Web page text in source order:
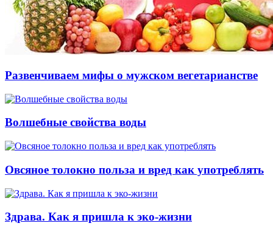
Развенчиваем мифы о мужском вегетарианстве
Волшебные свойства воды
Овсяное толокно польза и вред как употреблять
Здрава. Как я пришла к эко-жизни